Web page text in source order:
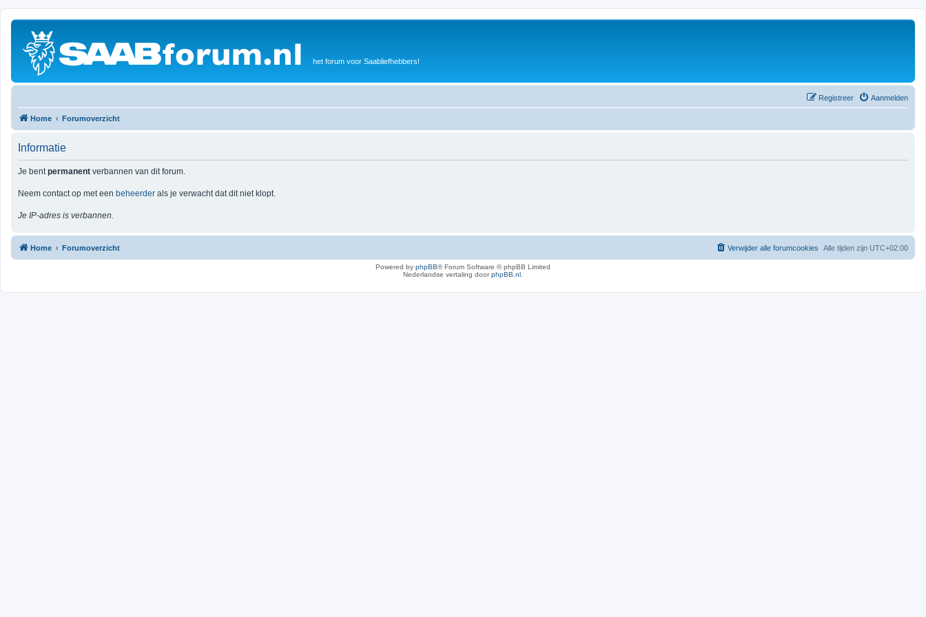
het forum voor Saabliefhebbers!
Aanmelden
Registreer
Home Forumoverzicht
Informatie
Je bentpermanent verbannen van dit forum.
Neem contact op met een beheerder als je verwacht dat dit niet klopt.
Je IP-adres is verbannen.
Home Forumoverzicht Alle tijden zijn UTC+02:00
Verwijder alle forumcookies
Powered by phpBB® Forum Software © phpBB Limited
Nederlandse vertaling doorphpBB.nl